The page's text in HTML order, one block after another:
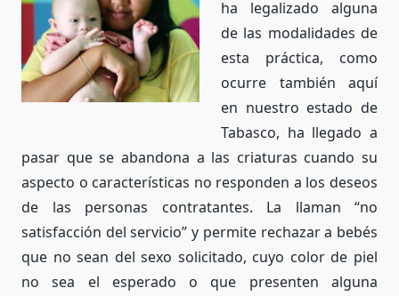
ha legalizado alguna
de las modalidades de
esta práctica, como
ocurre también aquí
en nuestro estado de
Tabasco, ha llegado a
pasar que se abandona a las criaturas cuando su
aspecto o características no responden a los deseos
de las personas contratantes. La llaman “no
satisfacción del servicio” y permite rechazar a bebés
que no sean del sexo solicitado, cuyo color de piel
no sea el esperado o que presenten alguna